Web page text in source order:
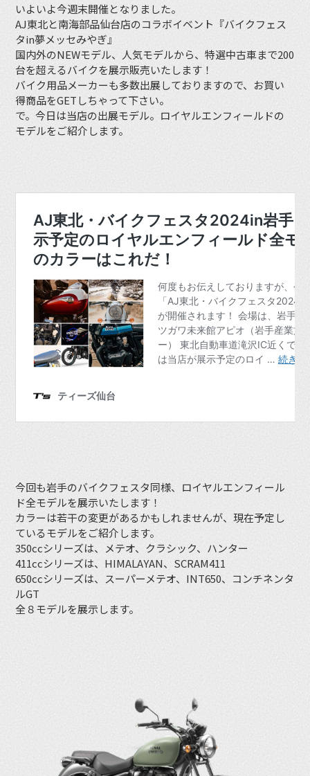
いよいよ今週末開催となりました。
AJ東北と南海部品仙台店のコラボイベント『バイクフェス
タin夢メッセみやぎ』
国内外のNEWモデル、人気モデルから、特選中古車まで200
台を超えるバイクを展示販売いたします！
バイク用品メーカーも多数出展しておりますので、お買い
得商品をGETしちゃって下さい。
で。今日は当店の出展モデル。ロイヤルエンフィールドの
モデルをご紹介します。
今回も岩手のバイクフェスタ同様、ロイヤルエンフィール
ド全モデルを展示いたします！
カラーは若干の変更があるかもしれませんが、現在予定し
ているモデルをご紹介します。
350ccシリーズは、メテオ、クラシック、ハンター
411ccシリーズは、HIMALAYAN、SCRAM411
650ccシリーズは、スーパーメテオ、INT650、コンチネンタ
ルGT
全８モデルを展示します。